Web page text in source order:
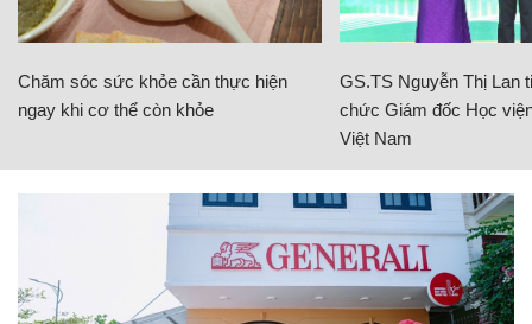
Chăm sóc sức khỏe cần thực hiện
ngay khi cơ thể còn khỏe
GS.TS Nguyễn Thị Lan
chức Giám đốc Học
Việt Nam